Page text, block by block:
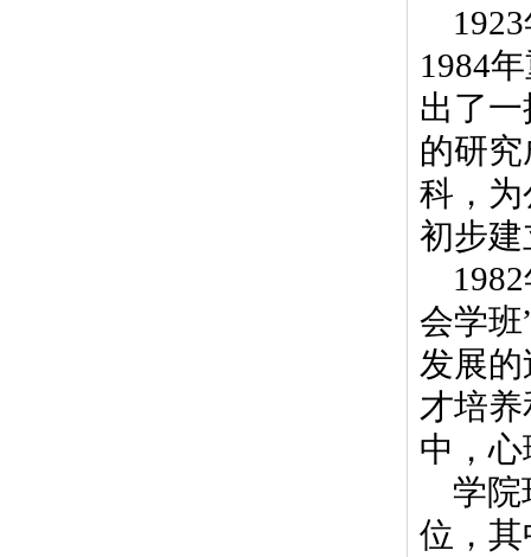
1923
1984
出了
的研
科，
初步
1982
会学班
发展
才培
中，
学院
位，